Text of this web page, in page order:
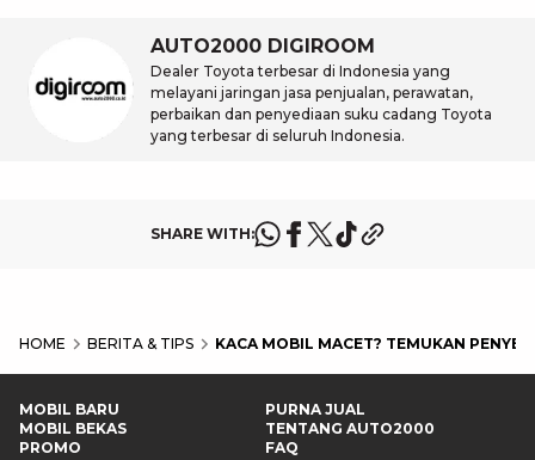
AUTO2000 DIGIROOM
Dealer Toyota terbesar di Indonesia yang
melayani jaringan jasa penjualan, perawatan,
perbaikan dan penyediaan suku cadang Toyota
yang terbesar di seluruh Indonesia.
SHARE WITH:
HOME BERITA & TIPS KACA MOBIL MACET? TEMUKAN
MOBIL BARU
MOBIL BEKAS
PROMO
PURNA JUAL
TENTANG AUTO2000
FAQ